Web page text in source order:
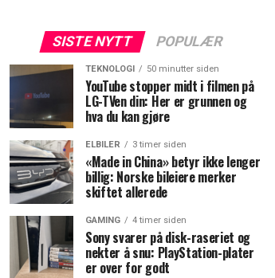
SISTE NYTT POPULÆR
TEKNOLOGI 50 minutter siden
YouTube stopper midt i filmen på
LG-TVen din: Her er grunnen og
hva du kan gjøre
ELBILER 3 timer siden
«Made in China» betyr ikke lenger
billig: Norske bileiere merker
skiftet allerede
GAMING 4 timer siden
Sony svarer på disk-raseriet og
nekter å snu: PlayStation-plater
er over for godt